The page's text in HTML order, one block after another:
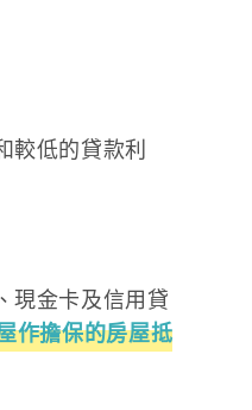
較低的貸款利
現金卡及信用貸
作擔保的房屋抵